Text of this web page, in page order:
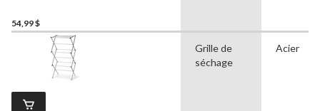
54,99 $
Grille de
séchage
Acier